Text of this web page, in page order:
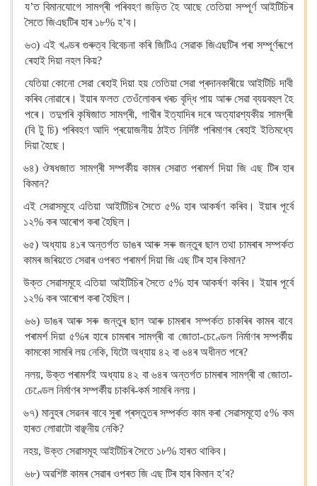
য’ত বিমানযোগে সামগ্ৰী পৰিবহণ জড়িত হৈ আছে তেতিয়া সম্পূৰ্ণ আইটিচিৰ
সৈতে জিএছটিৰ হাৰ ১৮% হ’ব।
৬৩) এই খণ্ডৰ গুৰুত্ব বিবেচনা কৰি জিটিএ সেৱাক জিএছটিৰ পৰা সম্পূৰ্ণৰূপে
ৰেহাই দিয়া নহল কিয়?
যেতিয়া কোনো সেৱা ৰেহাই দিয়া হয় তেতিয়া সেৱা প্ৰদানকাৰীয়ে আইটিচি দাবী
কৰিব নোৱাৰে। ইয়াৰ ফলত তেওঁলোকৰ খৰচ বৃদ্ধি পায় আৰু সেৱা ব্যয়বহুল হৈ
পৰে। তদুপৰি কৃষিজাত সামগ্ৰী, গাখীৰ ইত্যাদিৰ দৰে অত্যাৱশ্যকীয় সামগ্ৰী
(বি টু চি) পৰিবহণ আদি প্ৰয়োজনীয় ঠাইত নিৰ্দিষ্ট পৰিমাণৰ ৰেহাই ইতিমধ্যে
দিয়া হৈছে।
৬৪) ঔষধজাত সামগ্ৰী সম্পৰ্কীয় কামৰ সেৱাত পৰামৰ্শ দিয়া জি এছ টিৰ হাৰ
কিমান?
এই সেৱাসমূহে এতিয়া আইটিচিৰ সৈতে ৫% হাৰ আকৰ্ষণ কৰিব। ইয়াৰ পূৰ্বে
১২% কৰ আৰোপ কৰা হৈছিল।
৬৫) অধ্যায় ৪১ৰ অন্তৰ্গত ডাঙৰ আৰু সৰু জন্তুৰ ছাল তথা চামৰাৰ সম্পৰ্কত
কামৰ জৰিয়তে সেৱাৰ ওপৰত পৰামৰ্শ দিয়া জি এছ টিৰ হাৰ কিমান?
উক্ত সেৱাসমূহে এতিয়া আইটিচিৰ সৈতে ৫% হাৰ আকৰ্ষণ কৰিব। ইয়াৰ পূৰ্বে
১২% কৰ আৰোপ কৰা হৈছিল।
৬৬) ডাঙৰ আৰু সৰু জন্তুৰ ছাল আৰু চামৰাৰ সম্পৰ্কত চাকৰিৰ কামৰ বাবে
পৰামৰ্শ দিয়া ৫%ৰ হাৰে চামৰাৰ সামগ্ৰী বা জোতা-চেণ্ডেল নিৰ্মাণৰ সম্পৰ্কীয়
কামকো সামৰি লয় নেকি, যিটো অধ্যায় ৪২ বা ৬৪ৰ অধীনত পৰে?
নলয়, উক্ত পৰামৰ্শই অধ্যায় ৪২ বা ৬৪ৰ অন্তৰ্গত চামৰাৰ সামগ্ৰী বা জোতা-
চেণ্ডেল নিৰ্মাণৰ সম্পৰ্কীয় চাকৰি-কৰ্ম সামৰি নলয়।
৬৭) মানুহৰ সেৱনৰ বাবে সুৰা প্ৰস্তুতৰ সম্পৰ্কত কাম কৰা সেৱাসমূহো ৫% কম
হাৰত লোৱাটো বাঞ্ছনীয় নেকি?
নহয়, উক্ত সেৱাসমূহ আইটিচিৰ সৈতে ১৮% হাৰত থাকিব।
৬৮) অৱশিষ্ট কামৰ সেৱাৰ ওপৰত জি এছ টিৰ হাৰ কিমান হ’ব?